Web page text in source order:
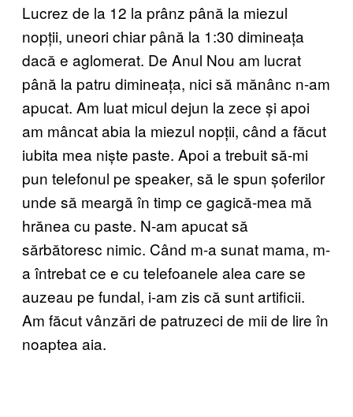
Lucrez de la 12 la prânz până la miezul
nopții, uneori chiar până la 1:30 dimineața
dacă e aglomerat. De Anul Nou am lucrat
până la patru dimineața, nici să mănânc n-am
apucat. Am luat micul dejun la zece și apoi
am mâncat abia la miezul nopții, când a făcut
iubita mea niște paste. Apoi a trebuit să-mi
pun telefonul pe speaker, să le spun șoferilor
unde să meargă în timp ce gagică-mea mă
hrănea cu paste. N-am apucat să
sărbătoresc nimic. Când m-a sunat mama, m-
a întrebat ce e cu telefoanele alea care se
auzeau pe fundal, i-am zis că sunt artificii.
Am făcut vânzări de patruzeci de mii de lire în
noaptea aia.